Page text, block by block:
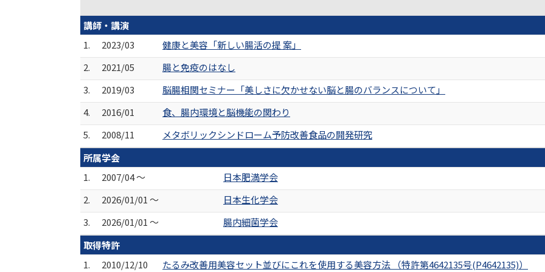
講師・講演
1.
2023/03
健康と美容「新しい腸活の提 案」
2.
2021/05
腸と免疫のはなし
3.
2019/03
脳腸相関セミナー「美しさに欠かせない脳と腸のバランスについて」
4.
2016/01
食、腸内環境と脳機能の関わり
5.
2008/11
メタボリックシンドローム予防改善食品の開発研究
所属学会
1.
2007/04 ～
日本肥満学会
2.
2026/01/01 ～
日本生化学会
3.
2026/01/01 ～
腸内細菌学会
取得特許
1.
2010/12/10 たるみ改善用美容セット並びにこれを使用する美容方法 （特許第4642135号(P4642135)）